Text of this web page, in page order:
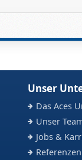
Unser
Das Aces
Unser
Jobs &